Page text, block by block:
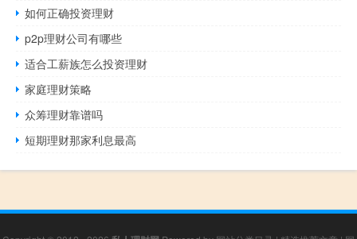
如何正确投资理财
p2p理财公司有哪些
适合工薪族怎么投资理财
家庭理财策略
众筹理财靠谱吗
短期理财那家利息最高